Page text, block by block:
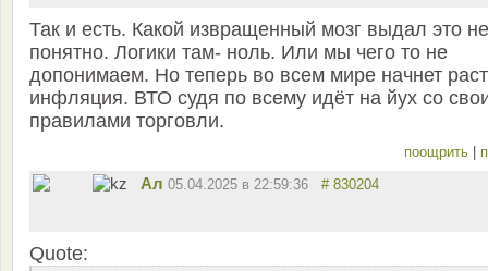
Так и есть. Какой извращенный мозг выдал это не
понятно. Логики там- ноль. Или мы чего то не
допонимаем. Но теперь во всем мире начнет
инфляция. ВТО судя по всему идёт на йух со
правилами торговли.
поощрить
Ал 05.04.2025 в 22:59:36 # 830204
Quote: